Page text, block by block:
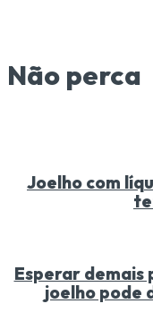
Não perca
Joelho com
Esperar demais
joelho pode